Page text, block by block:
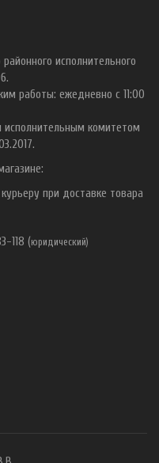
исполнительного
работы: ежедневно с 11:00
комитетом
при доставке товара
118 (юридический)